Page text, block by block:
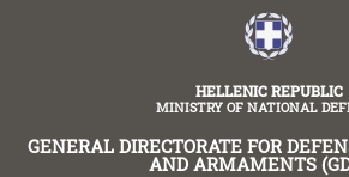
HELLENIC REPUBLIC
MINISTRY OF NATIONAL
GENERAL DIRECTORATE FOR
AND ARMAMENTS